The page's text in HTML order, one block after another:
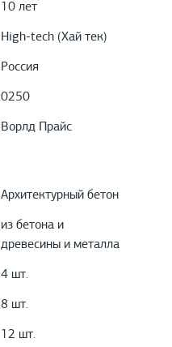
10 лет
High-tech (Хай тек)
Россия
0250
Ворлд Прайс
Архитектурный бетон
из бетона и
древесины и металла
4 шт.
8 шт.
12 шт.